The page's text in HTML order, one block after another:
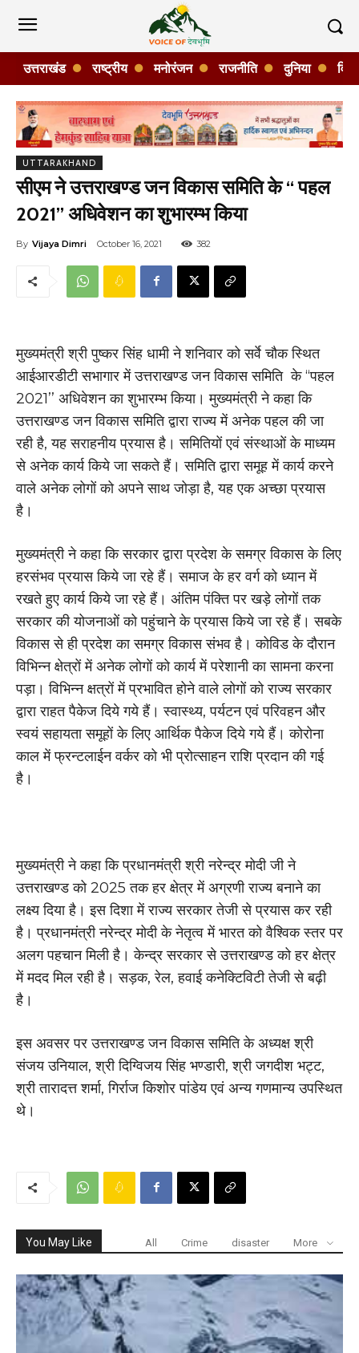
उत्तराखंड राष्ट्रीय मनोरंजन राजनीति दुनिया
UTTARAKHAND
सीएम ने उत्तराखण्ड जन विकास समिति के ‘‘ पहल
2021’’ अधिवेशन का शुभारम्भ किया
By Vijaya Dimri October 16, 2021 382
मुख्यमंत्री श्री पुष्कर सिंह धामी ने शनिवार को सर्वे चौक स्थित
आईआरडीटी सभागार में उत्तराखण्ड जन विकास समिति के ‘‘पहल
2021’’ अधिवेशन का शुभारम्भ किया। मुख्यमंत्री ने कहा कि
उत्तराखण्ड जन विकास समिति द्वारा राज्य में अनेक पहल की जा
रही है, यह सराहनीय प्रयास है। समितियों एवं संस्थाओं के माध्यम
से अनेक कार्य किये जा सकते हैं। समिति द्वारा समूह में कार्य करने
वाले अनेक लोगों को अपने साथ जोड़ा है, यह एक अच्छा प्रयास
है।
मुख्यमंत्री ने कहा कि सरकार द्वारा प्रदेश के समग्र विकास के लिए
हरसंभव प्रयास किये जा रहे हैं। समाज के हर वर्ग को ध्यान में
रखते हुए कार्य किये जा रहे हैं। अंतिम पंक्ति पर खड़े लोगों तक
सरकार की योजनाओं को पहुंचाने के प्रयास किये जा रहे हैं। सबके
विकास से ही प्रदेश का समग्र विकास संभव है। कोविड के दौरान
विभिन्न क्षेत्रों में अनेक लोगों को कार्य में परेशानी का सामना करना
पड़ा। विभिन्न क्षत्रों में प्रभावित होने वाले लोगों को राज्य सरकार
द्वारा राहत पैकेज दिये गये हैं। स्वास्थ्य, पर्यटन एवं परिवहन और
स्वयं सहायता समूहों के लिए आर्थिक पैकेज दिये गये हैं। कोरोना
काल में फ्रन्टलाईन वर्कर को भी प्रोत्साहन राशि प्रदान की गई
है।
मुख्यमंत्री ने कहा कि प्रधानमंत्री श्री नरेन्द्र मोदी जी ने
उत्तराखण्ड को 2025 तक हर क्षेत्र में अग्रणी राज्य बनाने का
लक्ष्य दिया है। इस दिशा में राज्य सरकार तेजी से प्रयास कर रही
है। प्रधानमंत्री नरेन्द्र मोदी के नेतृत्व में भारत को वैश्विक स्तर पर
अलग पहचान मिली है। केन्द्र सरकार से उत्तराखण्ड को हर क्षेत्र
में मदद मिल रही है। सड़क, रेल, हवाई कनेक्टिविटी तेजी से बढ़ी
है।
इस अवसर पर उत्तराखण्ड जन विकास समिति के अध्यक्ष श्री
संजय उनियाल, श्री दिग्विजय सिंह भण्डारी, श्री जगदीश भट्ट,
श्री तारादत्त शर्मा, गिर्राज किशोर पांडेय एवं अन्य गणमान्य उपस्थित
थे।
You May Like All Crime disaster More